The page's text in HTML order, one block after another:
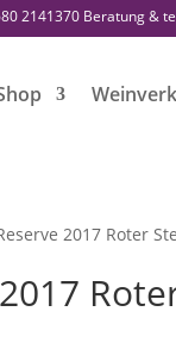
2141370 Beratung &
2017 Roter